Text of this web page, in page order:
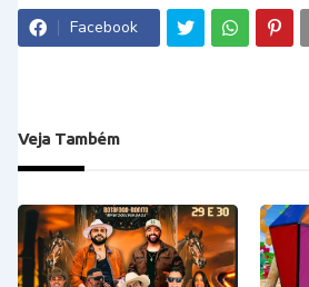
Facebook
Veja Também